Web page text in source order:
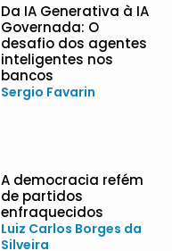
Da IA Generativa à IA
Governada: O
desafio dos agentes
inteligentes nos
bancos
Sergio Favarin
A democracia refém
de partidos
enfraquecidos
Luiz Carlos Borges da
Silveira